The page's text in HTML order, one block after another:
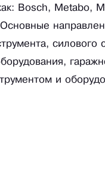
Bosch, Metabo,
силового
и